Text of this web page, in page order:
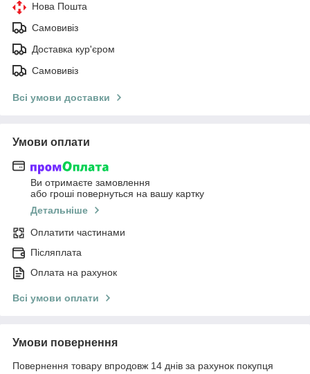
Нова Пошта
Самовивіз
Доставка кур'єром
Самовивіз
Всі умови доставки
Умови оплати
Ви отримаєте замовлення
або гроші повернуться на вашу картку
Детальніше
Оплатити частинами
Післяплата
Оплата на рахунок
Всі умови оплати
Умови повернення
Повернення товару впродовж 14 днів за рахунок покупця